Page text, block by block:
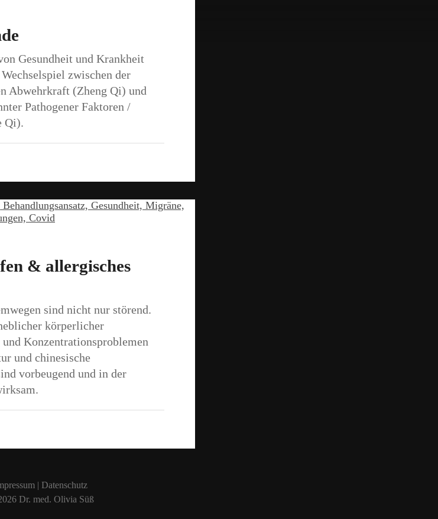
Gesundheit und Krankheit
zwischen der
Abwehrkraft (Zheng Qi) und
Pathogener Faktoren /
Qi).
& allergisches
sind nicht nur störend.
körperlicher
Konzentrationsproblemen
und chinesische
vorbeugend und in der
| Datenschutz
Dr. med. Olivia Süß